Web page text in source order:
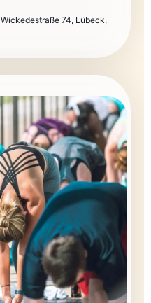
Wickedestraße 74, Lübeck,